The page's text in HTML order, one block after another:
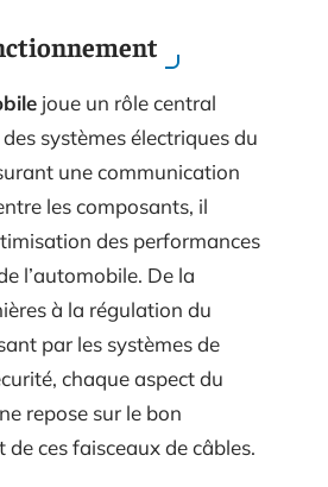
joue un rôle central
systèmes électriques du
une communication
les composants, il
des performances
l’automobile. De la
à la régulation du
par les systèmes de
chaque aspect du
repose sur le bon
ces faisceaux de câbles.